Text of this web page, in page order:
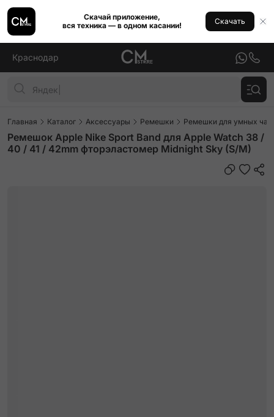
Скачай приложение,
вся техника — в одном касании!
Скачать
Краснодар
Главная Каталог Аксессуары Ремешки Ремешки для умных
Ремешок Apple Nike Sport Band для Apple Watch 38 /
40 / 41 / 42mm фторэластомер Midnight Sky (S/M)